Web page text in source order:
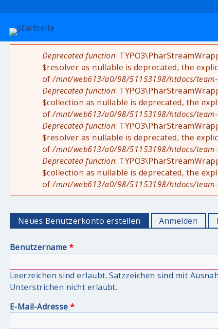
Fehlermeldung
Deprecated function:
$resolver as nullable is deprecated, the
of/mnt/web613/a0/98/51153198/htdocs/
Deprecated function:
$collection as nullable is deprecated, the
of/mnt/web613/a0/98/51153198/htdocs/
Deprecated function:
$resolver as nullable is deprecated, the
of/mnt/web613/a0/98/51153198/htdocs/
Deprecated function:
$collection as nullable is deprecated, the
of/mnt/web613/a0/98/51153198/htdocs/
Haupt-Reiter
Neues Benutzerkonto erstellen (aktiver Reiter)
Anmelden
Benutzername*
Leerzeichen sind erlaubt. Satzzeichen sind mit
Unterstrichen nicht erlaubt.
E-Mail-Adresse*